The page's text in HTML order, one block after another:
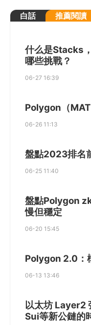
白話 推薦閱讀
什么是Stacks
哪些挑戰？
06-27 16:39
Polygon（
06-26 11:13
盤點2023排名
06-25 11:40
盤點Polygon
慢但穩定
06-20 15:45
Polygon 2.0：
06-13 13:46
以太坊 Layer2
Sui等新公鏈的